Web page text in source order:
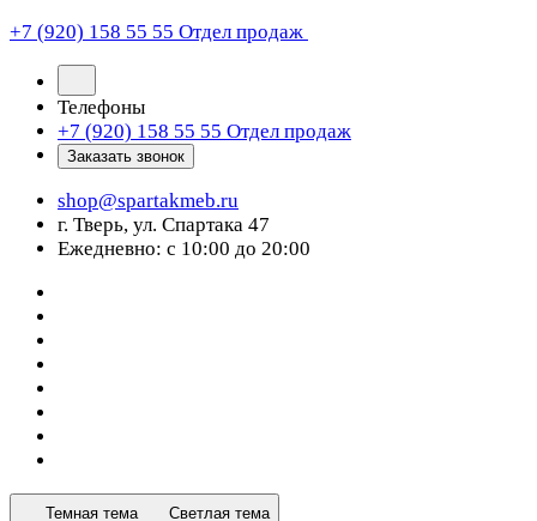
+7 (920) 158 55 55 Отдел продаж
Телефоны
+7 (920) 158 55 55 Отдел продаж
Заказать звонок
shop@spartakmeb.ru
г. Тверь, ул. Спартака 47
Ежедневно: с 10:00 до 20:00
Темная тема Светлая тема